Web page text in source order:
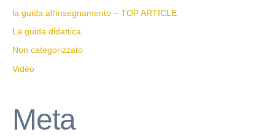
la guida all'insegnamento – TOP ARTICLE
La guida didattica
Non categorizzato
Vidéo
Meta